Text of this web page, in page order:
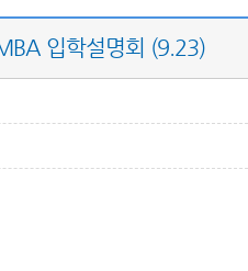
입학설명회 (9.23)